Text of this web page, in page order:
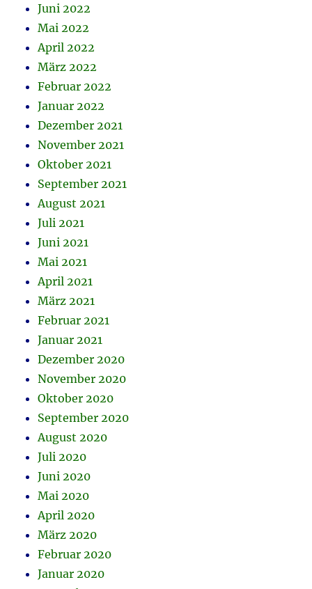
Juni 2022
Mai 2022
April 2022
März 2022
Februar 2022
Januar 2022
Dezember 2021
November 2021
Oktober 2021
September 2021
August 2021
Juli 2021
Juni 2021
Mai 2021
April 2021
März 2021
Februar 2021
Januar 2021
Dezember 2020
November 2020
Oktober 2020
September 2020
August 2020
Juli 2020
Juni 2020
Mai 2020
April 2020
März 2020
Februar 2020
Januar 2020